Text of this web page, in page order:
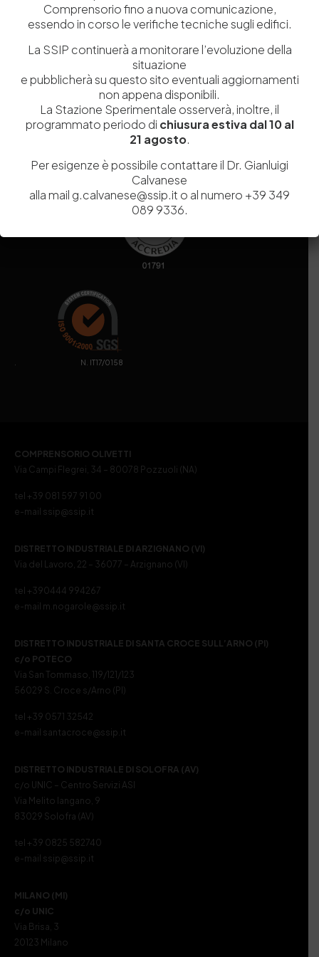
Codice fiscale e Partita Iva
Codice di iscrizione all’Anagrafe Nazionale delle Ricerche del
MIUR
Capitale SocialeEuro9.690.240,00
Pec stazionesperimentaleindustriapelli@legalmail.it
Via Campi Flegrei, 34 – 80078 Pozzuoli (NA) – Tel. +39
. N. IT17/0158
COMPRENSORIO OLIVETTI
Via Campi Flegrei, 34 – 80078 Pozzuoli (NA)
tel +39 081 597 91 00
e-mail ssip@ssip.it
DISTRETTO INDUSTRIALE DI ARZIGNANO (VI)
Via del Lavoro, 22 – 36077 – Arzignano (VI)
tel +390444 994267
e-mail m.nogarole@ssip.it
DISTRETTO INDUSTRIALE DI SANTA CROCE SULL’ARNO (PI)
c/o POTECO
Via San Tommaso, 119/121/123
56029 S. Croce s/Arno (PI)
tel +39 0571 32542
e-mail santacroce@ssip.it
DISTRETTO INDUSTRIALE DI SOLOFRA (AV)
c/o UNIC – Centro Servizi ASI
Via Melito Iangano, 9
83029 Solofra (AV)
tel +39 0825 582740
e-mail ssip@ssip.it
MILANO (MI)
c/o UNIC
Via Brisa, 3
20123 Milano
Comprensorio fino a nuova comunicazione,
essendo in corso le verifiche tecniche sugli edifici.
La SSIP continuerà a monitorare l’evoluzione della
situazione
e pubblicherà su questo sito eventuali aggiornamenti
non appena disponibili.
La Stazione Sperimentale osserverà, inoltre, il
programmato periodo di chiusura estiva dal 10 al
21 agosto.
Per esigenze è possibile contattare il Dr. Gianluigi
Calvanese
alla mail g.calvanese@ssip.it o al numero +39 349
089 9336.